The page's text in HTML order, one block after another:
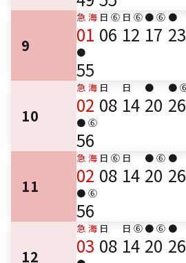
9
急 海
01
日 ⑥
06
日 ⑥
12
● ⑥
17
●
23
●
55
10
急 海
02
日
08
日
14
●
20
●
26
● ⑥
56
11
急 海
02
日 ⑥
08
日
14
● ⑥
20
●
26
● ⑥
56
12
急 海
03
日
08
日 ⑥
14
● ⑥
20
●
26